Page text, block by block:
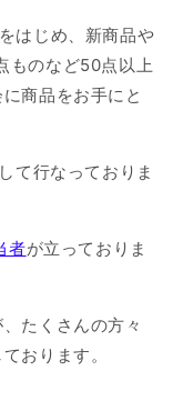
はじめ、新商品や
ものなど50点以上
商品をお手にと
て行なっておりま
者が立っておりま
たくさんの方々
おります。